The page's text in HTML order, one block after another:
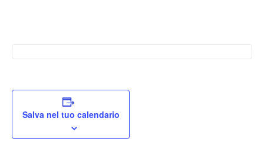
Salva nel tuo calendario